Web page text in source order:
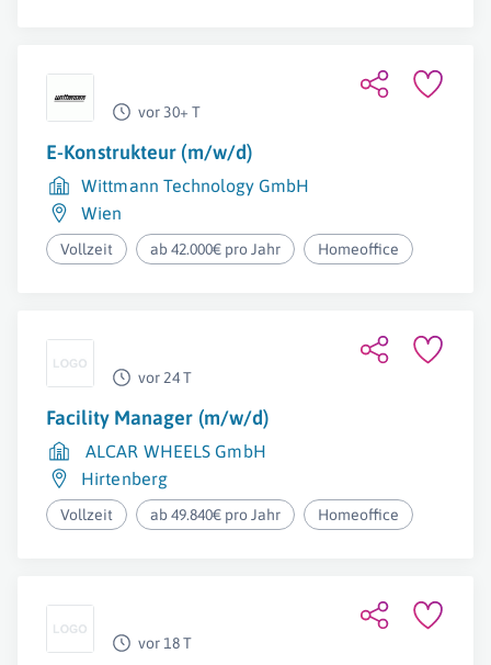
vor 30+ T
E-Konstrukteur (m/w/d)
Wittmann Technology GmbH
Wien
Vollzeit ab 42.000€ pro Jahr Homeoffice
vor 24 T
Facility Manager (m/w/d)
ALCAR WHEELS GmbH
Hirtenberg
Vollzeit ab 49.840€ pro Jahr Homeoffice
vor 18 T